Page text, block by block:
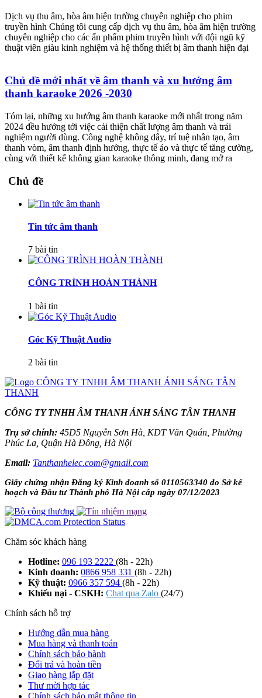
Dịch vụ thu âm, hòa âm hiện trường chuyên nghiệp cho phim
truyền hình Chúng tôi cung cấp dịch vụ thu âm, hòa âm hiện trường
chuyên nghiệp cho các ấn phẩm phim truyền hình với đội ngũ kỹ
thuật viên giàu kinh nghiệm và hệ thống thiết bị âm thanh hiện đại
Chủ đề mới nhất về âm thanh và xu hướng âm
thanh karaoke 2026 -2030
Tóm lại, những xu hướng âm thanh karaoke mới nhất trong năm
2024 đều hướng tới việc cải thiện chất lượng âm thanh và trải
nghiệm người dùng. Công nghệ không dây, trí tuệ nhân tạo, âm
thanh vòm, âm thanh định hướng, thực tế ảo và thực tế tăng cường,
cùng với thiết kế không gian karaoke thông minh, đang mở ra
Chủ đề
Tin tức âm thanh
7 bài tin
CÔNG TRÌNH HOÀN THÀNH
1 bài tin
Góc Kỹ Thuật Audio
2 bài tin
CÔNG TY TNHH ÂM THANH ÁNH SÁNG TÂN THANH
Trụ sở chính: 45D5 Nguyễn Sơn Hà, KDT Văn Quán, Phường
Phúc La, Quận Hà Đông, Hà Nội
Email: Tanthanhelec.com@gmail.com
Giấy chứng nhận Đăng ký Kinh doanh số 0110563340 do Sở kế
hoạch và Đầu tư Thành phố Hà Nội cấp ngày 07/12/2023
Chăm sóc khách hàng
Hotline: 096 193 2222 (8h - 22h)
Kinh doanh: 0866 958 331 (8h - 22h)
Kỹ thuật: 0966 357 594 (8h - 22h)
Khiếu nại - CSKH: Chat qua Zalo (24/7)
Chính sách hỗ trợ
Hướng dẫn mua hàng
Mua hàng và thanh toán
Chính sách bảo hành
Đổi trả và hoàn tiền
Giao hàng lắp đặt
Thư mời hợp tác